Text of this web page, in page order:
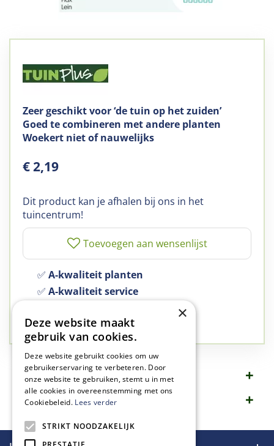
Zeer geschikt voor ‘de tuin op het zuiden’
Goed te combineren met andere planten
Woekert niet of nauwelijks
€2,19
Dit product kan je afhalen bij ons in het
tuincentrum!
✅ A-kwaliteit planten
✅ A-kwaliteit service
✅Groen, dat is wat we doen
Omschrijving
Specificaties
×
Deze website maakt
gebruik van cookies.
Deze website gebruikt cookies om uw
gebruikerservaring te verbeteren. Door
onze website te gebruiken, stemt u in met
alle cookies in overeenstemming met ons
Cookiebeleid. Lees verder
STRIKT NOODZAKELIJK